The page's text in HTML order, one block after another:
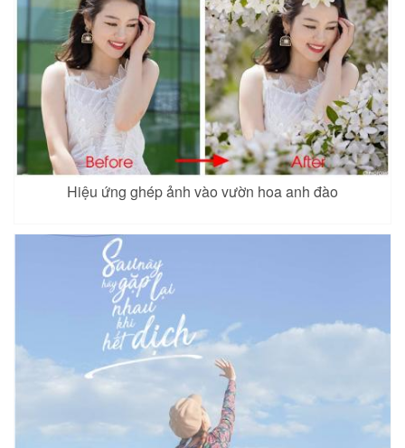
Hiệu ứng ghép ảnh vào vườn hoa anh đào